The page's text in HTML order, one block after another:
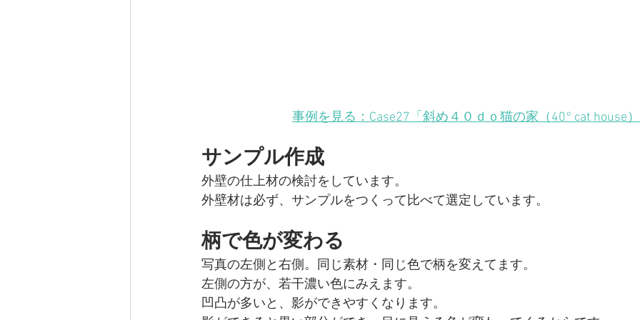
アフターコロナ・withコロナの住まいと建築
賃貸集合住宅（アパート・マンション）の選ばれる設計とデザイン
事例を見る：Case27「斜め４０ｄｏ猫の家（40° cat house）
サンプル作成
外壁の仕上材の検討をしています。
外壁材は必ず、サンプルをつくって比べて選定しています。
柄で色が変わる
写真の左側と右側。同じ素材・同じ色で柄を変えてます。
左側の方が、若干濃い色にみえます。
凹凸が多いと、影ができやすくなります。